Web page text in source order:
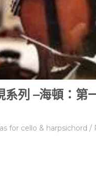
系列 –海頓：第
for cello & harpsichord /